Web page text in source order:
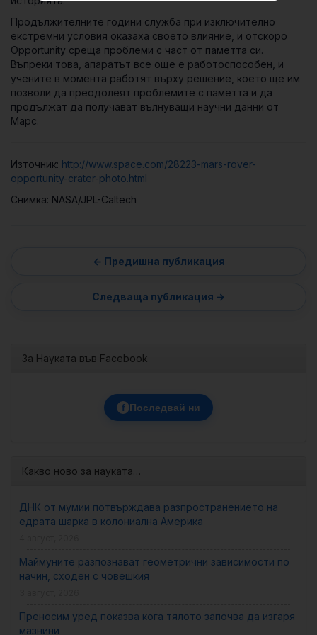
Продължителните години служба при изключително
екстремни условия оказаха своето влияние, и отскоро
Opportunity среща проблеми с част от паметта си.
Въпреки това, апаратът все още е работоспособен, и
учените в момента работят върху решение, което ще им
позволи да преодолеят проблемите с паметта и да
продължат да получават вълнуващи научни данни от
Марс.
Източник: http://www.space.com/28223-mars-rover-
opportunity-crater-photo.html
Снимка: NASA/JPL-Caltech
За Науката във Facebook
f Последвай ни
Какво ново за науката…
ДНК от мумии потвърждава разпространението на
едрата шарка в колониална Америка
Маймуните разпознават геометрични зависимости по
начин, сходен с човешкия
Преносим уред показва кога тялото започва да изгаря
мазнини